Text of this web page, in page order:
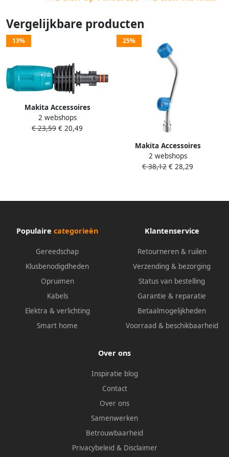
Vergelijkbare producten
13%
Makita Accessoires
Spuitmond vario HW001G
1912Y4-1
2 webshops
€ 23,59 € 20,49
25%
Makita Accessoires
Spuitmond "dubbel"
6949001000
2 webshops
€ 38,12 € 28,29
Populaire categorieën
Gereedschap
Klusbenodigdheden
Opruimen
Kabels
Elektra & verlichting
Smart home
Klantenservice
Retourneren & ruilen
Verzending & bezorging
Status van bestelling
Garantie & reparatie
Betaalmogelijkheden
Voorraad & beschikbaarheid
Over ons
Inspiratie blog
Contact
Over ons
Samenwerken
Betrouwbaarheid
Privacybeleid & Disclaimer